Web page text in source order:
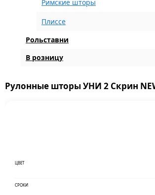
Римские шторы
Плиссе
Рольставни
В розницу
Рулонные шторы УНИ 2 Скрин
ЦВЕТ
СРОКИ